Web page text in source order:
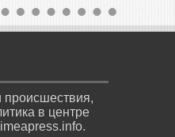
в центре